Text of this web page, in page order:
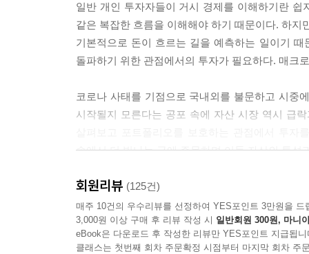
--- p.134~135
달러는요, 글로벌 안전 자산 중 하나입니다. 안전
을 대비하는 자산이라고 생각하시면 됩니다. 조금
런데 달러의 경우는 20% 오를 때 다른 자산들이
--- p.154
모르니 현금을 최대한 확보해두자’라고요. (중략)
anic Selling)이 나옵니다. 주식시장은 급전직하를
상당한 방어력을 보여줘야 하는데 온스당 1,700
전 자산이라고 하기는 어렵겠다는 생각을 굳히게
일반 개인 투자자들이 거시 경제를 이해하기란
같은 복잡한 흐름을 이해해야 하기 때문이다. 하
기본적으로 돈이 흐르는 길을 예측하는 일이기
돌파하기 위한 관점에서의 투자가 필요하다. 매크
코로나 사태를 기점으로 국내외를 불문하고 시중
시작될지 모른다는 공포 속에 자산 시장 역시 급
속에서 더 빛나는 금에 주목하며 이들 자산의 특
전작 『앞으로 3년 경제전쟁의 미래』에서 금리
속에서 어디에 어떻게 자산을 배분하면 좋을지,
사지 말라 같은 단편적인 이야기만 담고 끝내지
특징은 무엇인지, 이를 바탕으로 어떻게 포트폴리
회원리뷰 (125건)
매주 10건의 우수리뷰를 선정하여 YES포인트 3만원을 드
3,000원 이상 구매 후 리뷰 작성 시 일반회원 300원, 마니
eBook은 다운로드 후 작성한 리뷰만 YES포인트 지급됩니
클래스는 첫번째 회차 주문확정 시점부터 마지막 회차 주